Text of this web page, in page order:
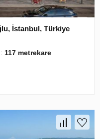
İstanbul, Türkiye
117 metrekare